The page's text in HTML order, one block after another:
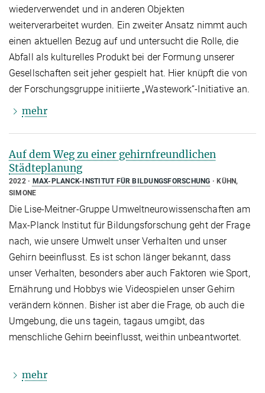
wiederverwendet und in anderen Objekten
weiterverarbeitet wurden. Ein zweiter Ansatz nimmt auch
einen aktuellen Bezug auf und untersucht die Rolle, die
Abfall als kulturelles Produkt bei der Formung unserer
Gesellschaften seit jeher gespielt hat. Hier knüpft die von
der Forschungsgruppe initiierte „Wastework“-Initiative an.
mehr
Auf dem Weg zu einer gehirnfreundlichen
Städteplanung
2022 MAX-PLANCK-INSTITUT FÜR BILDUNGSFORSCHUNG
KÜHN,
SIMONE
Die Lise-Meitner-Gruppe Umweltneurowissenschaften am
Max-Planck Institut für Bildungsforschung geht der Frage
nach, wie unsere Umwelt unser Verhalten und unser
Gehirn beeinflusst. Es ist schon länger bekannt, dass
unser Verhalten, besonders aber auch Faktoren wie Sport,
Ernährung und Hobbys wie Videospielen unser Gehirn
verändern können. Bisher ist aber die Frage, ob auch die
Umgebung, die uns tagein, tagaus umgibt, das
menschliche Gehirn beeinflusst, weithin unbeantwortet.
mehr